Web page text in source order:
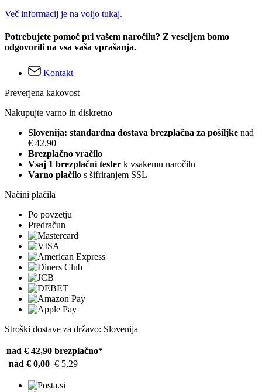
Več informacij je na voljo tukaj.
Potrebujete pomoč pri vašem naročilu? Z veseljem bomo
odgovorili na vsa vaša vprašanja.
Kontakt
Preverjena kakovost
Nakupujte varno in diskretno
Slovenija: standardna dostava brezplačna za pošiljke nad
€ 42,90
Brezplačno vračilo
Vsaj 1 brezplačni tester k vsakemu naročilu
Varno plačilo s šifriranjem SSL
Načini plačila
Po povzetju
Predračun
Stroški dostave za državo: Slovenija
nad € 42,90 brezplačno*
nad € 0,00 € 5,29